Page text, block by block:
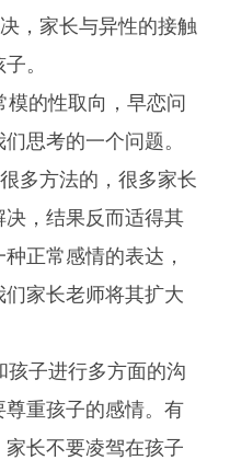
，家长与异性的接触
。
的性取向，早恋问
思考的一个问题。
多方法的，很多家长
，结果反而适得其
正常感情的表达，
家长老师将其扩大
子进行多方面的沟
重孩子的感情。有
长不要凌驾在孩子